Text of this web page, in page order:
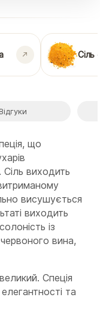
Сіль
Відгуки
що
Сіль виходить
висушується
виходить
із
вина,
Спеція
та